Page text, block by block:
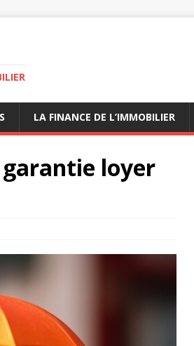
LA FINANCE DE L’IMMOBILIER
garantie loyer